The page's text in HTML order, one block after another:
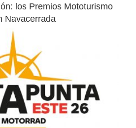
los Premios Mototurismo
Navacerrada